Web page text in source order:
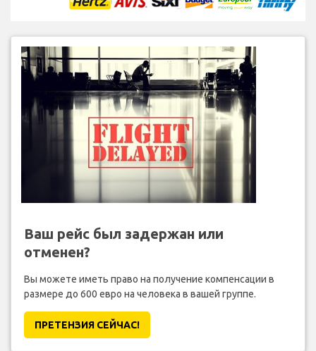
Ваш рейс был задержан или
отменен?
Вы можете иметь право на получение компенсации в
размере до 600 евро на человека в вашей группе.
ПРЕТЕНЗИЯ CЕЙЧАС!